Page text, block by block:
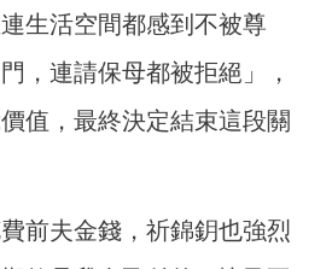
生活空間都感到不被尊
，連請保母都被拒絕」，
值，最終決定結束這段關
前夫金錢，祈錦鈅也強烈